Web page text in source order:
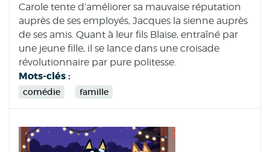
Carole tente d’améliorer sa mauvaise réputation
auprès de ses employés, Jacques la sienne auprès
de ses amis. Quant à leur fils Blaise, entraîné par
une jeune fille, il se lance dans une croisade
révolutionnaire par pure politesse.
Mots-clés :
comédie famille